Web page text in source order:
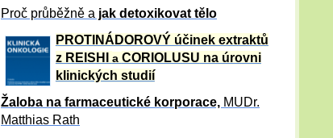
Proč průběžně a jak detoxikovat tělo
PROTINÁDOROVÝ účinek extraktů
z REISHI a CORIOLUSU na úrovni
klinických studií
Žaloba na farmaceutické korporace, MUDr.
Matthias Rath